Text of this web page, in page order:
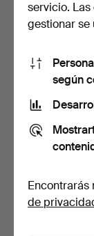
CHIMENEA,
XVIII/XIX, loza
528 USD
servicio.
gestionar se
según
Encontrarás
de